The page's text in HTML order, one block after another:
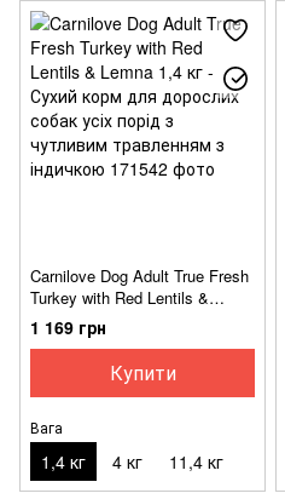
Carnilove Dog Adult True Fresh
Turkey with Red Lentils &
Lemna 1,4 кг - Сухий корм для
дорослих собак усіх порід з
чутливим травленням з
1 169 грн
Купити
Вага
1,4 кг 4 кг 11,4 кг